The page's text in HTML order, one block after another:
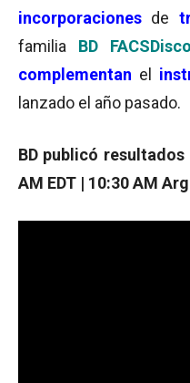
incorporaciones de
familia BD
complementan el
lanzado el año pasado.
BD publicó
AM EDT | 10:30 AM